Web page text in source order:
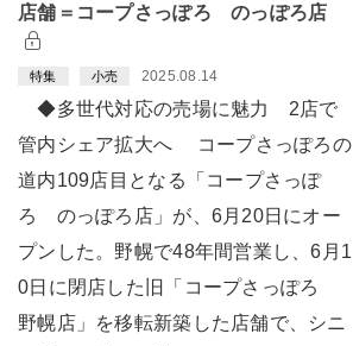
店舗＝コープさっぽろ のっぽろ店
特集 小売 2025.08.14
◆多世代対応の売場に魅力 2店で
管内シェア拡大へ コープさっぽろの
道内109店目となる「コープさっぽ
ろ のっぽろ店」が、6月20日にオー
プンした。野幌で48年間営業し、6月1
0日に閉店した旧「コープさっぽろ
野幌店」を移転新築した店舗で、シニ